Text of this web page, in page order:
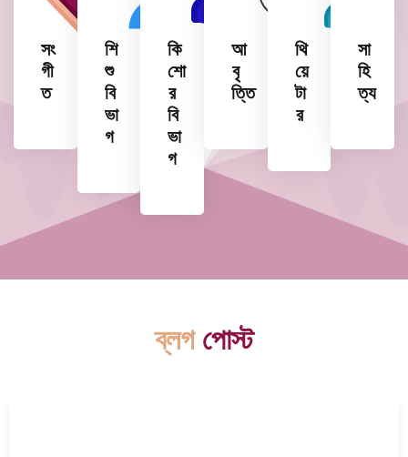
সং
গী
ত
শি
শু
বি
ভা
গ
কি
শো
র
বি
ভা
গ
আ
বৃ
ত্তি
থি
য়ে
টা
র
সা
হি
ত্য
ব্লগ পোস্ট